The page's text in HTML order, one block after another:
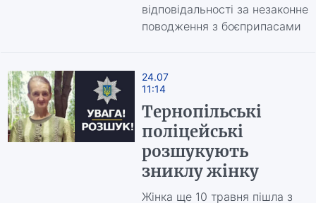
відповідальності за незаконне
поводження з боєприпасами
24.07
11:14
Тернопільські
поліцейські
розшукують
зниклу жінку
Жінка ще 10 травня пішла з